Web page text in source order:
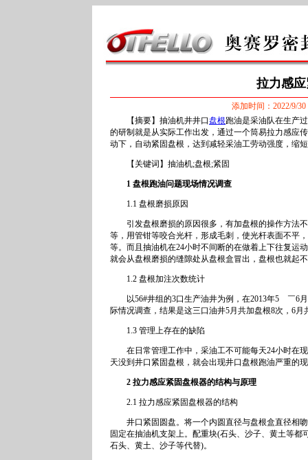
拉力感
添加时间：2022/9/
【摘要】抽油机井井口盘根跑油是采油队在生产
的研制就是从实际工作出发，通过一个筒易拉力感应
动下，自动紧固盘根，达到减轻采油工劳动强度，缩
【关键词】抽油机;盘根;紧固
1 盘根跑油问题现场情况调查
1.1 盘根磨损原因
引发盘根磨损的原因很多，有加盘根的操作方法不
等，用管钳等咬合光杆，形成毛刺，使光杆表面不平
等。而且抽油机在24小时不间断的在做着上下往复运
就会从盘根磨损的缝隙处从盘根盒冒出，盘根也就起
1.2 盘根加注次数统计
以56#井组的3口生产油井为例，在2013年5 ￣6月
际情况调查，结果是这三口油井5月共加盘根8次，6
1.3 管理上存在的缺陷
在日常管理工作中，采油工不可能每天24小时在现
天没到井口紧固盘根，就会出现井口盘根跑油严重的
2 拉力感应紧固盘根器的结构与原理
2.1 拉力感应紧固盘根器的结构
井口紧固圆盘。将一个内圆直径与盘根盒直径相吻
固定在抽油机支架上。配重块(石头、沙子、黄土等
石头、黄土、沙子等代替)。